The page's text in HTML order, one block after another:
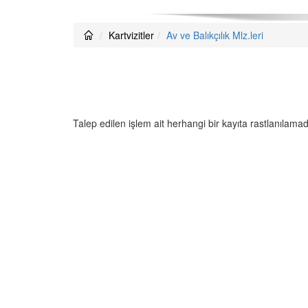
Kartvizitler Av ve Balıkçılık Mlz.leri
Talep edilen işlem ait herhangi bir kayıta